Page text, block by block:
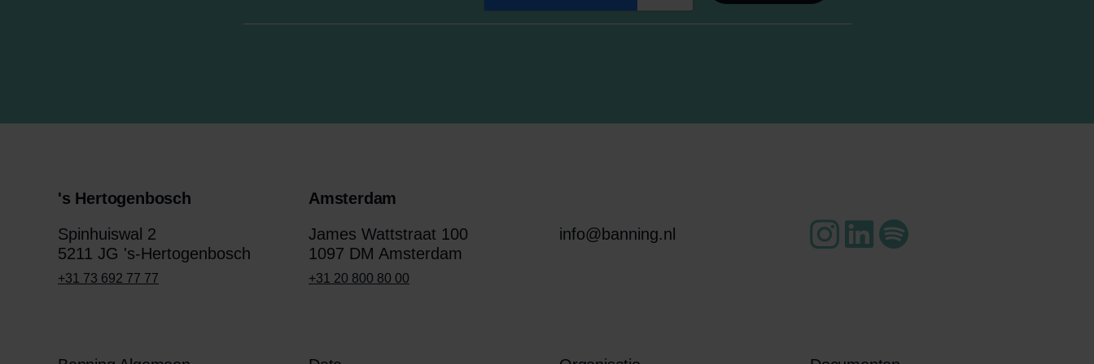
's Hertogenbosch
Spinhuiswal 2
5211 JG 's-Hertogenbosch
+31 73 692 77 77
Amsterdam
James Wattstraat 100
1097 DM Amsterdam
+31 20 800 80 00
info@banning.nl